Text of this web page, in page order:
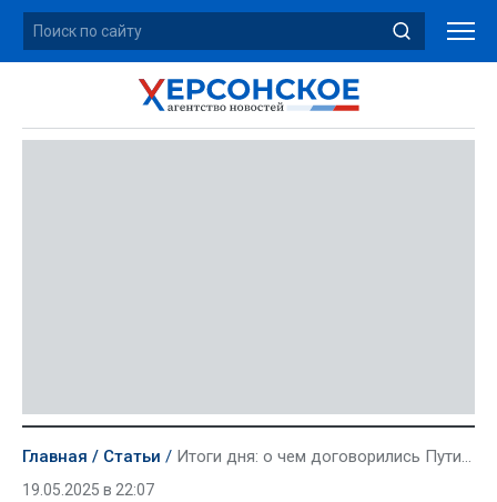
Главная Статьи Итоги дня: о чем договорились Путин с Трампом и как это может приблизить мир
19.05.2025 в 22:07